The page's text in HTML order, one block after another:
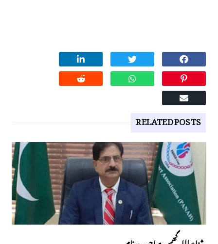
RELATED POSTS